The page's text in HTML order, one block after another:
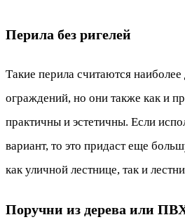
Перила без ригелей
Такие перила считаются
ограждений, но они также как и
практичны и эстетичны. Если
вариант, то это придаст еще
как уличной лестнице, так и
Поручни из дерева или